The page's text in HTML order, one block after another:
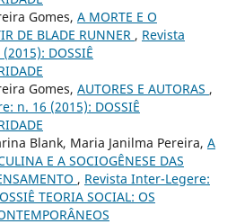
Gomes, A MORTE E O
DE BLADE RUNNER , Revista
DOSSIÊ
Gomes, AUTORES E AUTORAS ,
n. 16 (2015): DOSSIÊ
Blank, Maria Janilma Pereira, A
E A SOCIOGÊNESE DAS
, Revista Inter-Legere:
TEORIA SOCIAL: OS